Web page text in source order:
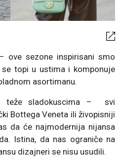
ove sezone inspirisani smo
topi u ustima i komponuje
asortimanu.
teže sladokuscima – svi
Bottega Veneta ili živopisniji
da će najmodernija nijansa
Istina, da nas ograniče na
dizajneri se nisu usudili.